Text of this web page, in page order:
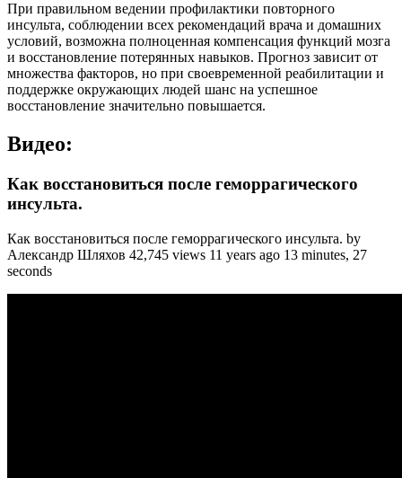
При правильном ведении профилактики повторного
инсульта, соблюдении всех рекомендаций врача и домашних
условий, возможна полноценная компенсация функций мозга
и восстановление потерянных навыков. Прогноз зависит от
множества факторов, но при своевременной реабилитации и
поддержке окружающих людей шанс на успешное
восстановление значительно повышается.
Видео:
Как восстановиться после геморрагического
инсульта.
Как восстановиться после геморрагического инсульта. by
Александр Шляхов 42,745 views 11 years ago 13 minutes, 27
seconds